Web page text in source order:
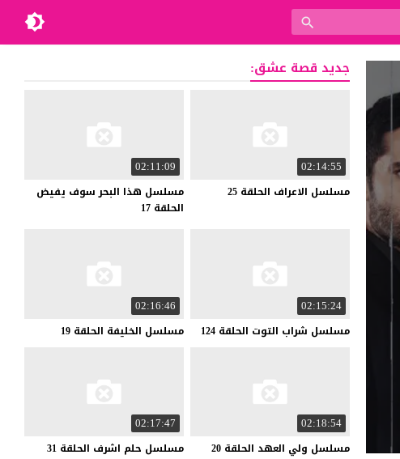
جديد قصة عشق:
02:14:55
مسلسل الاعراف الحلقة 25
02:11:09
مسلسل هذا البحر سوف يفيض
الحلقة 17
02:15:24
مسلسل شراب التوت الحلقة 124
02:16:46
مسلسل الخليفة الحلقة 19
02:18:54
مسلسل ولي العهد الحلقة 20
02:17:47
مسلسل حلم اشرف الحلقة 31